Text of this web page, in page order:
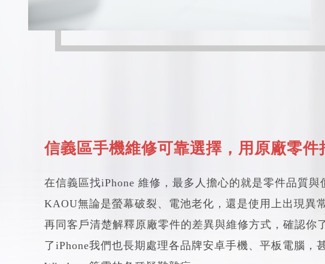
信義區手機維修可靠選擇，用原廠零件
在信義區找iPhone 維修，最多人擔心的就是零件品質與
KAOU無論是螢幕破裂、電池老化，還是使用上出現異
再同客戶清楚解釋原廠零件的差異與維修方式，確認你
了iPhone我們也長期處理各品牌安卓手機、平板電腦，